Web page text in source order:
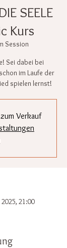
SEELE
Kurs
Session
Sei dabei bei
im Laufe der
spielen lernst!
Verkauf
2025, 21:00